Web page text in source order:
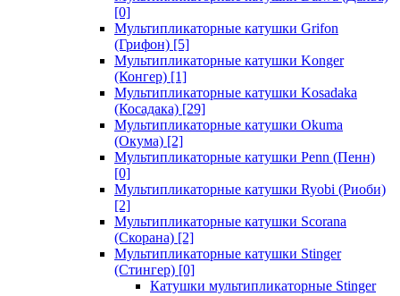
[0]
Мультипликаторные катушки Grifon
(Грифон) [5]
Мультипликаторные катушки Konger
(Конгер) [1]
Мультипликаторные катушки Kosadaka
(Косадака) [29]
Мультипликаторные катушки Okuma
(Окума) [2]
Мультипликаторные катушки Penn (Пенн)
[0]
Мультипликаторные катушки Ryobi (Риоби)
[2]
Мультипликаторные катушки Scorana
(Скорана) [2]
Мультипликаторные катушки Stinger
(Стингер) [0]
Катушки мультипликаторные Stinger